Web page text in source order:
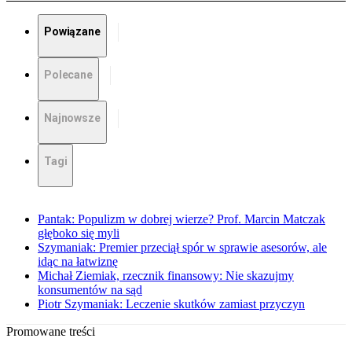
Powiązane
Polecane
Najnowsze
Tagi
Pantak: Populizm w dobrej wierze? Prof. Marcin Matczak
głęboko się myli
Szymaniak: Premier przeciął spór w sprawie asesorów, ale
idąc na łatwiznę
Michał Ziemiak, rzecznik finansowy: Nie skazujmy
konsumentów na sąd
Piotr Szymaniak: Leczenie skutków zamiast przyczyn
Promowane treści